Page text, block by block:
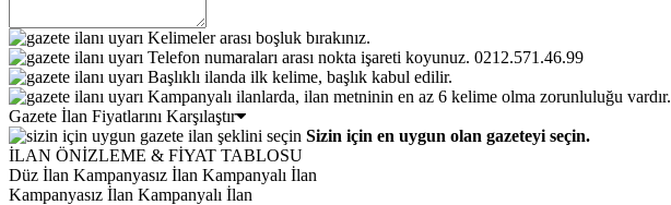
Kelimeler arası boşluk bırakınız.
Telefon numaraları arası nokta işareti koyunuz. 0212.571.46.99
Başlıklı ilanda ilk kelime, başlık kabul edilir.
Kampanyalı ilanlarda, ilan metninin en az 6 kelime olma zorunluluğu vardır.
Gazete İlan Fiyatlarını Karşılaştır
Sizin için en uygun olan gazeteyi seçin.
İLAN ÖNİZLEME & FİYAT TABLOSU
Düz İlan Kampanyasız İlan Kampanyalı İlan
Kampanyasız İlan Kampanyalı İlan